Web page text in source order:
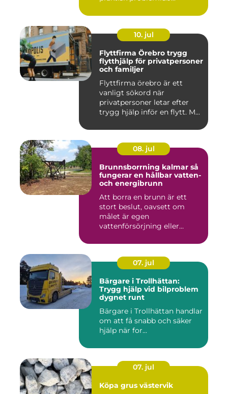
10. jul
Flyttfirma Örebro trygg
flytthjälp för privatpersoner
och familjer
Flyttfirma örebro är ett
vanligt sökord när
privatpersoner letar efter
trygg hjälp inför en flytt. M...
08. jul
Brunnsborrning kalmar så
fungerar en hållbar vatten-
och energibrunn
Att borra en brunn är ett
stort beslut, oavsett om
målet är egen
vattenförsörjning eller
07. jul
Bärgare i Trollhättan:
Trygg hjälp vid bilproblem
dygnet runt
Bärgare i Trollhättan handlar
om att få snabb och säker
hjälp när for...
07. jul
Köpa grus västervik